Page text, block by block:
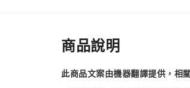
商品說明
此商品文案由機器翻譯提供，相